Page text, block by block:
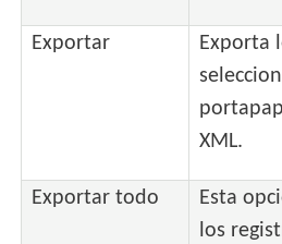
Exportar
Exporta
XML.
Exportar todo
Esta
los